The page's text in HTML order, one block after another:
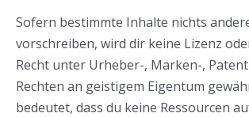
Sofern bestimmte Inhalte nichts
vorschreiben, wird dir keine Lizenz
Recht unter Urheber-, Marken-,
Rechten an geistigem Eigentum
bedeutet, dass du keine Ressourcen